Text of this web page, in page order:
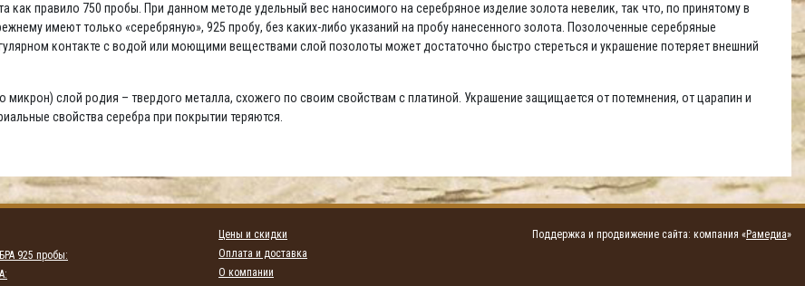
как правило 750 пробы. При данном методе удельный вес наносимого на серебряное изделие золота невелик, так что, по принятому в
имеют только «серебряную», 925 пробу, без каких-либо указаний на пробу нанесенного золота. Позолоченные серебряные
контакте с водой или моющими веществами слой позолоты может достаточно быстро стереться и украшение потеряет внешний
микрон) слой родия – твердого металла, схожего по своим свойствам с платиной. Украшение защищается от потемнения, от царапин и
свойства серебра при покрытии теряются.
925 пробы:
Цены и скидки
Оплата и доставка
О компании
Поддержка и продвижение сайта: компания «Рамедиа»